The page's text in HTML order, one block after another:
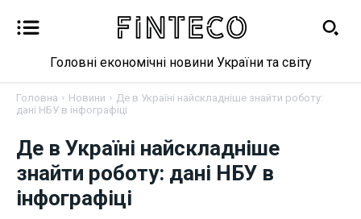
Новини
Бізнес
Головні економічні новини України та світу
Головна Новини
Де в Україні найскладніше знайти роботу:
дані НБУ в інфографіці
Де в Україні найскладніше
знайти роботу: дані НБУ в
інфографіці